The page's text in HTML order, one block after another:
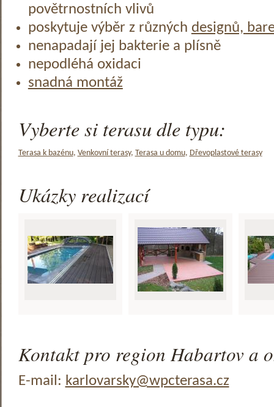
povětrnostních vlivů
poskytuje výběr z různých designů,
nenapadají jej bakterie a plísně
nepodléhá oxidaci
snadná montáž
Vyberte si terasu dle typu:
Terasa k bazénu, Venkovní terasy, Terasa u domu, Dřevoplastové terasy
Ukázky realizací
Kontakt pro region Habartov a
E-mail: karlovarsky@wpcterasa.cz